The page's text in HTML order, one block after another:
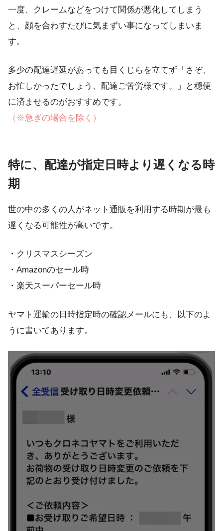
一度、クレームなどをつけて関係が悪化してしまう
と、顔を合わすたびに気まずい事になってしまいま
す。
多少の配達遅延があっても目くじらを立てず「さぞ、
お忙しかったでしょう、配達ご苦労様です。」と穏便
に済ませるのがおすすめです。
（※急ぎの場合を除く）
特に、配達が指定日時より遅くなる時
期
世の中の多くの人がネット通販を利用する時期が最も
遅くなる可能性が高いです。
・クリスマスシーズン
・Amazonのセール時
・楽天スーパーセール時
ヤマト運輸の日時指定時の確認メールにも、以下のよ
うに書いてあります。